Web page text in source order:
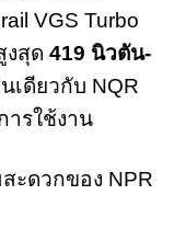
VGS Turbo
งสุด 419 นิวตัน-
เดียวกับ NQR
ารใช้งาน
ะดวกของ NPR